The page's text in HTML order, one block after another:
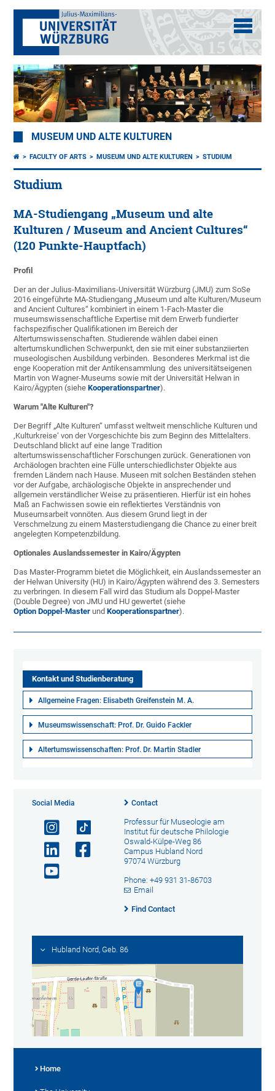
MUSEUM UND ALTE KULTUREN
FACULTY OF ARTS MUSEUM UND ALTE KULTUREN STUDIUM
Studium
MA-Studiengang „Museum und alte
Kulturen / Museum and Ancient Cultures“
(120 Punkte-Hauptfach)
Profil
Der an der Julius-Maximilians-Universität Würzburg (JMU) zum SoSe
2016 eingeführte MA-Studiengang „Museum und alte Kulturen/Museum
and Ancient Cultures“ kombiniert in einem 1-Fach-Master die
museumswissenschaftliche Expertise mit dem Erwerb fundierter
fachspezifischer Qualifikationen im Bereich der
Altertumswissenschaften. Studierende wählen dabei einen
altertumskundlichen Schwerpunkt, den sie mit einer substanziierten
museologischen Ausbildung verbinden. Besonderes Merkmal ist die
enge Kooperation mit der Antikensammlung des universitätseigenen
Martin von Wagner-Museums sowie mit der Universität Helwan in
Kairo/Ägypten (sieheKooperationspartner).
Warum "Alte Kulturen"?
Der Begriff „Alte Kulturen“ umfasst weltweit menschliche Kulturen und
‚Kulturkreise‘ von der Vorgeschichte bis zum Beginn des Mittelalters.
Deutschland blickt auf eine lange Tradition
altertumswissenschaftlicher Forschungen zurück. Generationen von
Archäologen brachten eine Fülle unterschiedlichster Objekte aus
fremden Ländern nach Hause. Museen mit solchen Beständen stehen
vor der Aufgabe, archäologische Objekte in ansprechender und
allgemein verständlicher Weise zu präsentieren. Hierfür ist ein hohes
Maß an Fachwissen sowie ein reflektiertes Verständnis von
Museumsarbeit vonnöten. Aus diesem Grund liegt in der
Verschmelzung zu einem Masterstudiengang die Chance zu einer breit
angelegten Kompetenzbildung.
Optionales Auslandssemester in Kairo/Ägypten
Das Master-Programm bietet die Möglichkeit, ein Auslandssemester an
der Helwan University (HU) in Kairo/Ägypten während des 3. Semesters
zu verbringen. In diesem Fall wird das Studium als Doppel-Master
(Double Degree) von JMU und HU gewertet (siehe
Option Doppel-Master undKooperationspartner).
Kontakt und Studienberatung
Allgemeine Fragen: Elisabeth Greifenstein M. A.
Museumswissenschaft: Prof. Dr. Guido Fackler
Altertumswissenschaften: Prof. Dr. Martin Stadler
Social Media Contact
Professur für Museologie am
Institut für deutsche Philologie
Oswald-Külpe-Weg 86
Campus Hubland Nord
97074 Würzburg
Phone: +49 931 31-86703
Email
Find Contact
Hubland Nord, Geb. 86
Home